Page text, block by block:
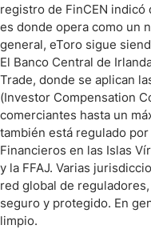
registro de FinCEN indicó
es donde opera como un
general, eToro sigue
El Banco Central de
Trade, donde se aplican
(Investor Compensation
comerciantes hasta un
también está regulado
Financieros en las Islas
y la FFAJ. Varias
red global de
seguro y protegido. En
limpio.